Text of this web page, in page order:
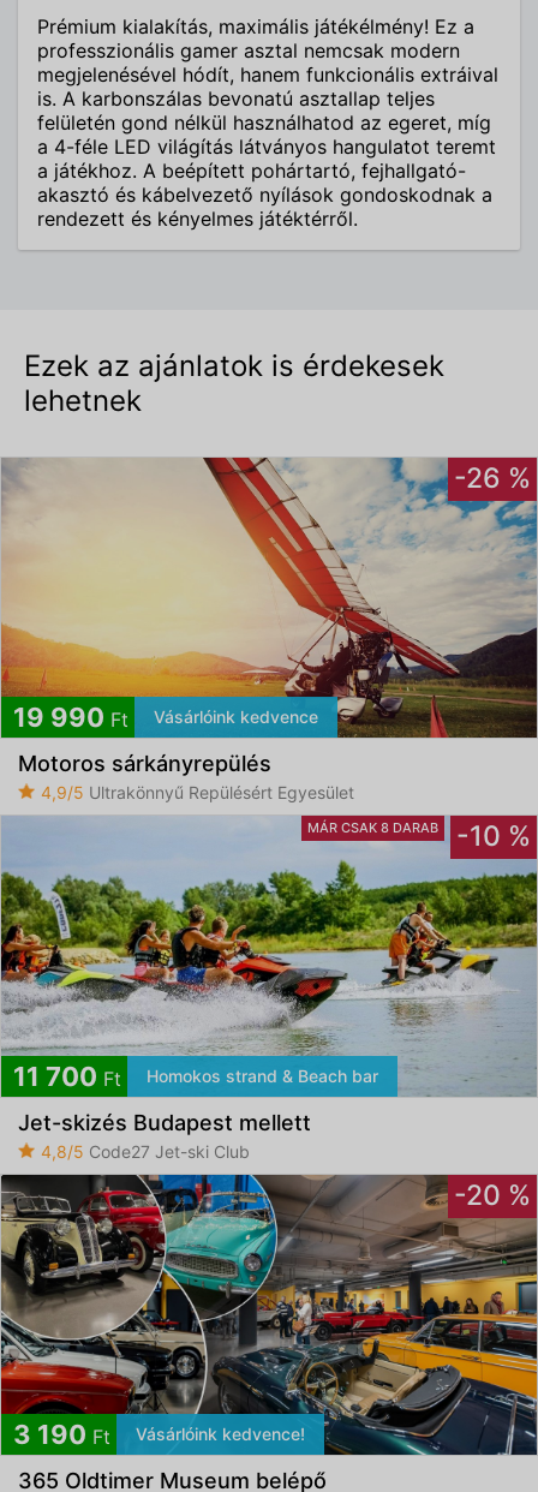
Prémium kialakítás, maximális játékélmény! Ez a
professzionális gamer asztal nemcsak modern
megjelenésével hódít, hanem funkcionális extráival
is. A karbonszálas bevonatú asztallap teljes
felületén gond nélkül használhatod az egeret, míg
a 4-féle LED világítás látványos hangulatot teremt
a játékhoz. A beépített pohártartó, fejhallgató-
akasztó és kábelvezető nyílások gondoskodnak a
rendezett és kényelmes játéktérről.
Ezek az ajánlatok is érdekesek
lehetnek
-26 %
19 990 Ft Vásárlóink kedvence
Motoros sárkányrepülés
4,9/5 Ultrakönnyű Repülésért Egyesület
MÁR CSAK 8 DARAB -10 %
11 700 Ft Homokos strand & Beach bar
Jet-skizés Budapest mellett
4,8/5 Code27 Jet-ski Club
-20 %
3 190 Ft Vásárlóink kedvence!
365 Oldtimer Museum belépő